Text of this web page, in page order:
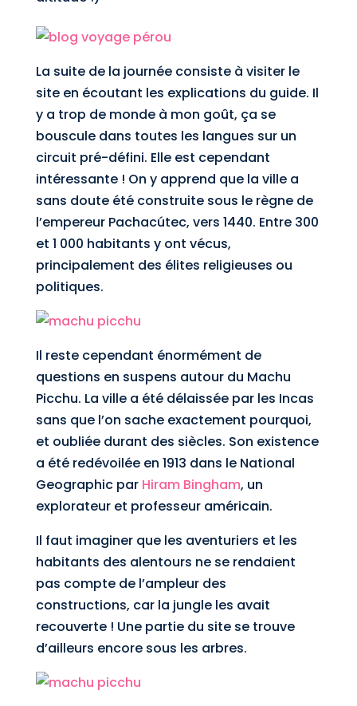
La suite de la journée consiste à visiter le
site en écoutant les explications du guide. Il
y a trop de monde à mon goût, ça se
bouscule dans toutes les langues sur un
circuit pré-défini. Elle est cependant
intéressante ! On y apprend que la ville a
sans doute été construite sous le règne de
l’empereur Pachacútec, vers 1440. Entre 300
et 1 000 habitants y ont vécus,
principalement des élites religieuses ou
politiques.
Il reste cependant énormément de
questions en suspens autour du Machu
Picchu. La ville a été délaissée par les Incas
sans que l’on sache exactement pourquoi,
et oubliée durant des siècles. Son existence
a été redévoilée en 1913 dans le National
Geographic par Hiram Bingham, un
explorateur et professeur américain.
Il faut imaginer que les aventuriers et les
habitants des alentours ne se rendaient
pas compte de l’ampleur des
constructions, car la jungle les avait
recouverte ! Une partie du site se trouve
d’ailleurs encore sous les arbres.